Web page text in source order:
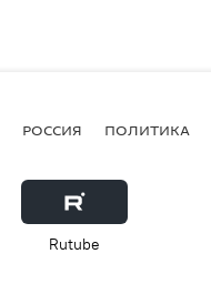
РОССИЯ ПОЛИТИКА
Rutube